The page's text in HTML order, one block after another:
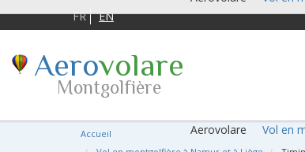
FR EN
Aerovolare
Montgolfière
Aerovolare Vol en
Accueil